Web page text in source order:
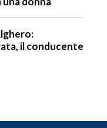
il conducente